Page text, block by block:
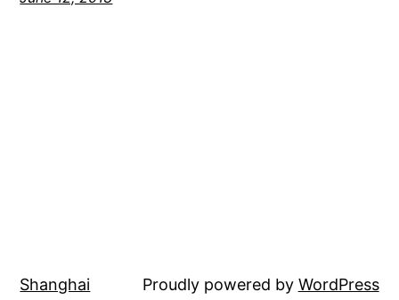
Shanghai Proudly powered by WordPress